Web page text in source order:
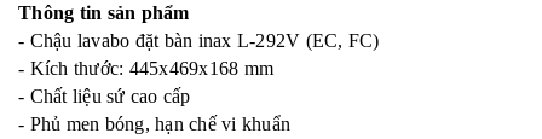
Thông tin sản phẩm
- Chậu lavabo đặt bàn inax L-292V (EC, FC)
- Kích thước: 445x469x168 mm
- Chất liệu sứ cao cấp
- Phủ men bóng, hạn chế vi khuẩn